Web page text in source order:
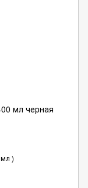
мл черная
)